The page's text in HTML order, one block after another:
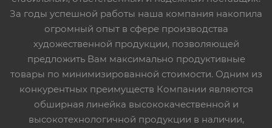
За годы успешной работы наша компания накопила
огромный опыт в сфере производства
художественной продукции, позволяющей
предложить Вам максимально продуктивные
товары по минимизированной стоимости. Одним из
конкурентных преимуществ Компании являются
обширная линейка высококачественной и
высокотехнологичной продукции в наличии,